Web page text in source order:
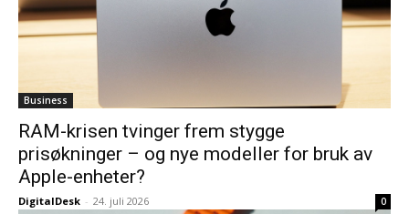
Business
RAM-krisen tvinger frem stygge
prisøkninger – og nye modeller for bruk av
Apple-enheter?
DigitalDesk - 24. juli 2026 0